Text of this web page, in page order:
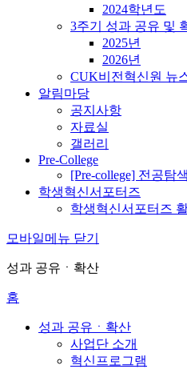
2024학년도
3주기 성과 공유 및
2025년
2026년
CUK비전혁신원 뉴
알림마당
공지사항
자료실
갤러리
Pre-College
[Pre-college] 전공탐색
학생혁신서포터즈
학생혁신서포터즈
모바일메뉴 닫기
성과 공유ㆍ확산
홈
성과 공유ㆍ확산
사업단 소개
혁신프로그램